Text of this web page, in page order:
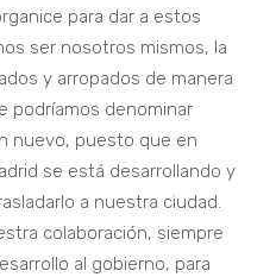
para dar a estos
ser nosotros mismos, la
y arropados de manera
podríamos denominar
nuevo, puesto que en
se está desarrollando y
a nuestra ciudad.
colaboración, siempre
al gobierno, para